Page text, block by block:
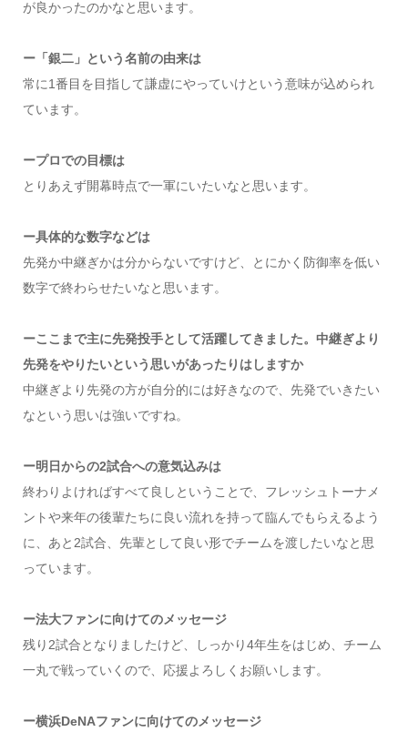
が良かったのかなと思います。
ー「銀二」という名前の由来は
常に1番目を目指して謙虚にやっていけという意味が込められ
ています。
ープロでの目標は
とりあえず開幕時点で一軍にいたいなと思います。
ー具体的な数字などは
先発か中継ぎかは分からないですけど、とにかく防御率を低い
数字で終わらせたいなと思います。
ーここまで主に先発投手として活躍してきました。中継ぎより
先発をやりたいという思いがあったりはしますか
中継ぎより先発の方が自分的には好きなので、先発でいきたい
なという思いは強いですね。
ー明日からの2試合への意気込みは
終わりよければすべて良しということで、フレッシュトーナメ
ントや来年の後輩たちに良い流れを持って臨んでもらえるよう
に、あと2試合、先輩として良い形でチームを渡したいなと思
っています。
ー法大ファンに向けてのメッセージ
残り2試合となりましたけど、しっかり4年生をはじめ、チーム
一丸で戦っていくので、応援よろしくお願いします。
ー横浜DeNAファンに向けてのメッセージ